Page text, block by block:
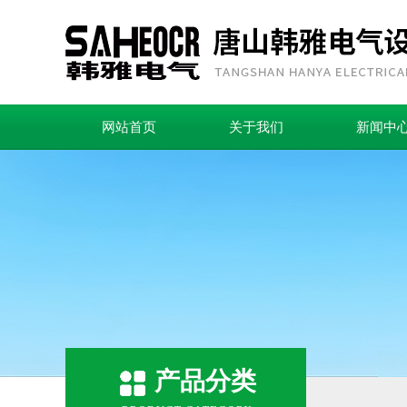
网站首页 关于我们 新闻中
产品分类